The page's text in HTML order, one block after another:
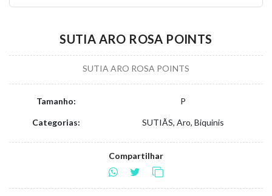
SUTIA ARO ROSA POINTS
SUTIA ARO ROSA POINTS
Tamanho: P
Categorias: SUTIÃS, Aro, Biquinis
Compartilhar